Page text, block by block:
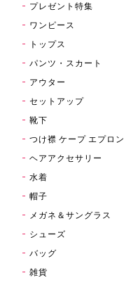
プレゼント特集
ワンピース
トップス
パンツ・スカート
アウター
セットアップ
靴下
つけ襟 ケープ エプロン
ヘアアクセサリー
水着
帽子
メガネ＆サングラス
シューズ
バッグ
雑貨